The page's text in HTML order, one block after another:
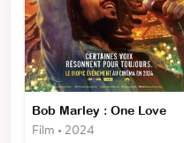
Bob Marley : One Love
Film • 2024